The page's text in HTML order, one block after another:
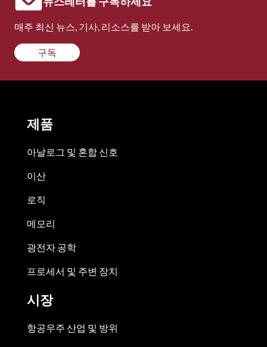
매주 최신 뉴스, 기사, 리소스를 받아 보세요.
구독
제품
아날로그 및 혼합 신호
이산
로직
메모리
광전자 공학
프로세서 및 주변 장치
시장
항공우주 산업 및 방위